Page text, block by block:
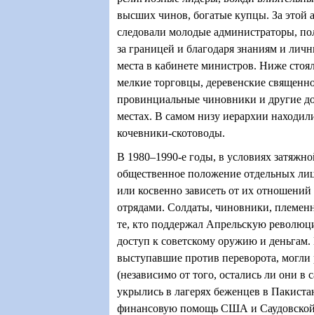
высших чинов, богатые купцы. За этой
следовали молодые администраторы,
за границей и благодаря знаниям и
места в кабинете министров. Ниже
мелкие торговцы, деревенские
провинциальные чиновники и другие
местах. В самом низу иерархии
кочевники-скотоводы.
В 1980–1990-е годы, в условиях
общественное положение отдельных
или косвенно зависеть от их
отрядами. Солдаты, чиновники,
те, кто поддержал Апрельскую
доступ к советскому оружию и
выступавшие против переворота, могли
(независимо от того, остались ли они в
укрылись в лагерях беженцев в
финансовую помощь США и